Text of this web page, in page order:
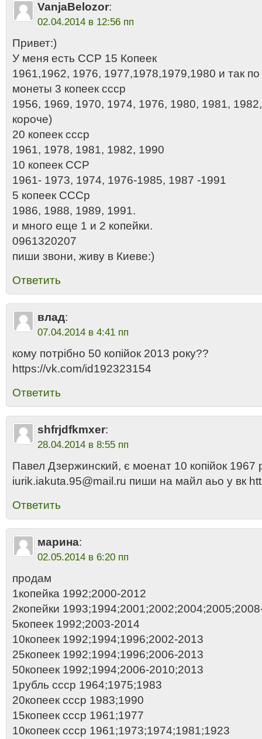
VanjaBelozor:
02.04.2014 в 12:56 пп
Привет:)
У меня есть ССР 15 Копеек
1961,1962, 1976, 1977,1978,1979,1980 и так
монеты 3 копеек ссср
1956, 1969, 1970, 1974, 1976, 1980, 1981,
короче)
20 копеек ссср
1961, 1978, 1981, 1982, 1990
10 копеек ССР
1961- 1973, 1974, 1976-1985, 1987 -1991
5 копеек СССр
1986, 1988, 1989, 1991.
и много еще 1 и 2 копейки.
0961320207
пиши звони, живу в Киеве:)
Ответить
влад:
07.04.2014 в 4:41 пп
кому потрібно 50 копійок 2013 року??
https://vk.com/id192323154
Ответить
shfrjdfkmxer:
28.04.2014 в 8:55 пп
Павел Дзержинский, є моенат 10 копійок 1967
iurik.iakuta.95@mail.ru пиши на майл аьо у вк
Ответить
марина:
02.05.2014 в 6:20 пп
продам
1копейка 1992;2000-2012
2копейки
5копеек 1992;2003-2014
10копеек 1992;1994;1996;2002-2013
25копеек 1992;1994;1996;2006-2013
50копеек 1992;1994;2006-2010;2013
1рубль ссср 1964;1975;1983
20копеек ссср 1983;1990
15копеек ссср 1961;1977
10копеек ссср 1961;1973;1974;1981;1923